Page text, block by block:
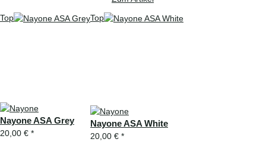
Top
Nayone ASA Grey
20,00 € *
Top
Nayone ASA White
20,00 € *